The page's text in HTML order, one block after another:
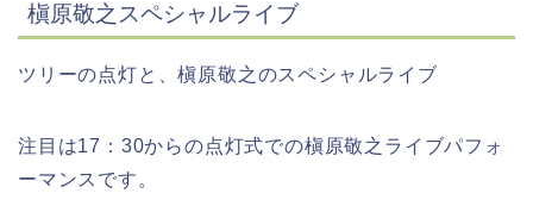
槇原敬之スペシャルライブ
ツリーの点灯と、槇原敬之のスペシャルライブ
注目は17：30からの点灯式での槇原敬之ライブパフォ
ーマンスです。